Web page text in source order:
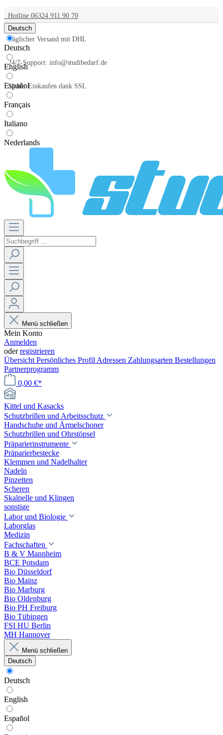
Hotline 06324 911 90 70
Täglicher Versand mit DHL
24/7-Support: info@studibedarf.de
Sicher Einkaufen dank SSL
Deutsch
Deutsch
English
Español
Français
Italiano
Nederlands
Menü schließen
Mein Konto
Anmelden
oderregistrieren
Übersicht Persönliches Profil Adressen Zahlungsarten Bestellungen
Partnerprogramm
0,00 €*
Kittel und Kasacks
Schutzbrillen und Arbeitsschutz
Handschuhe und Ärmelschoner
Schutzbrillen und Ohrstöpsel
Präparierinstrumente
Präparierbestecke
Klemmen und Nadelhalter
Nadeln
Pinzetten
Scheren
Skalpelle und Klingen
sonstige
Labor und Biologie
Laborglas
Medizin
Fachschaften
B & V Mannheim
BCE Potsdam
Bio Düsseldorf
Bio Mainz
Bio Marburg
Bio Oldenburg
Bio PH Freiburg
Bio Tübingen
FSI HU Berlin
MH Hannover
Menü schließen
Deutsch
Deutsch
English
Español